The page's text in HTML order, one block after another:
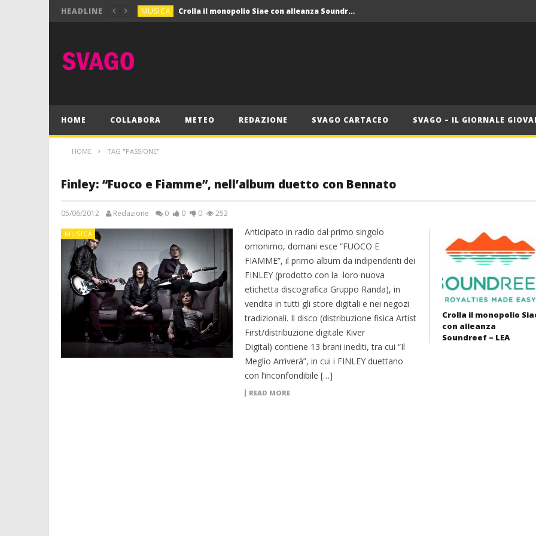
HEADLINE MUSICA Crolla il monopolio Siae con alleanza Soundreef – LEA
MUSICA Crolla il monopolio Siae con alleanza Soundreef – LEA
HOME COLLABORA METEO REDAZIONE SVAGO CARTACEO SVAGO – IL GIORNALE
HOME TAG "PASSIONE"
Finley: “Fuoco e Fiamme”, nell’album duetto con Bennato
05/06/2012 Redazione 0 0 0 252
MUSICA
Anticipato in radio dal primo singolo
omonimo, domani esce “FUOCO E
FIAMME”, il primo album da indipendenti dei
FINLEY (prodotto con la loro nuova
etichetta discografica Gruppo Randa), in
vendita in tutti gli store digitali e nei negozi
tradizionali. Il disco (distribuzione fisica Artist
First/distribuzione digitale Kiver
Digital) contiene 13 brani inediti, tra cui “Il
Meglio Arriverà”, in cui i FINLEY duettano
con l’inconfondibile […]
READ MORE
Crolla il monopolio
con alleanza
Soundreef – LEA